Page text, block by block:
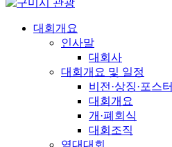
대회개요
인사말
대회사
대회개요 및 일정
비전·상징·포스터
대회개요
개·폐회식
대회조직
역대대회